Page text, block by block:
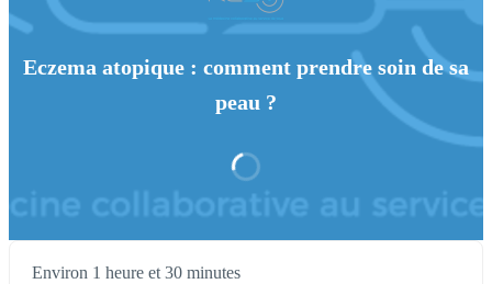
Eczema atopique : comment prendre soin de sa
peau ?
Environ 1 heure et 30 minutes